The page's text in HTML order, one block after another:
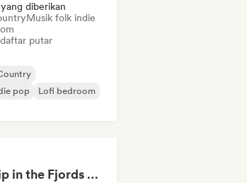
diberikan
Musik folk indie
putar
pop
Lofi bedroom
Roadtrip in the Fjords ⛰️ Nordic Indie Folk & Singer-Songwriter